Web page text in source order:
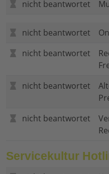
nicht beantwortet
nicht beantwortet
nicht beantwortet
nicht beantwortet
nicht beantwortet
Servicekultur